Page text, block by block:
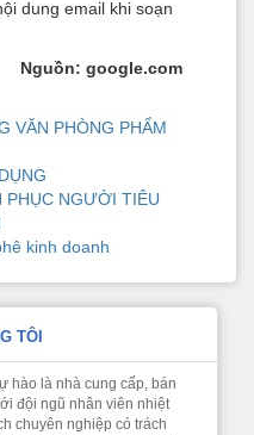
dung email khi soạn
Nguồn: google.com
VĂN PHÒNG PHẨM
PHỤC NGƯỜI TIÊU
kinh doanh
TÔI
hào là nhà cung cấp, bán
đội ngũ nhân viên nhiệt
chuyên nghiệp có trách